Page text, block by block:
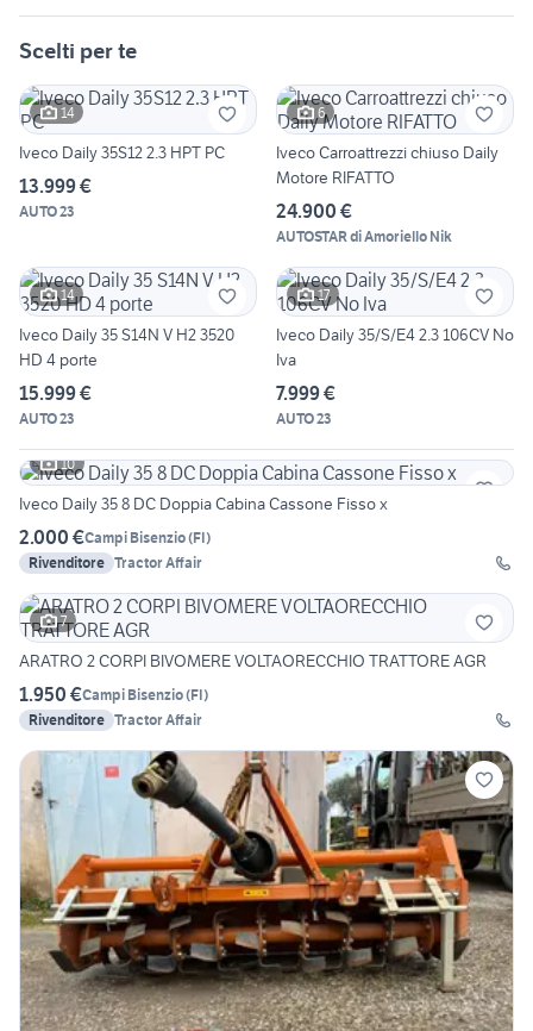
Scelti per te
14
Iveco Daily 35S12 2.3 HPT PC
13.999 €
AUTO 23
6
Iveco Carroattrezzi chiuso Daily
Motore RIFATTO
24.900 €
AUTOSTAR di Amoriello Nik
14
Iveco Daily 35 S14N V H2 3520
HD 4 porte
15.999 €
AUTO 23
17
Iveco Daily 35/S/E4 2.3 106CV No
Iva
7.999 €
AUTO 23
10
Iveco Daily 35 8 DC Doppia Cabina Cassone Fisso x
2.000 €Campi Bisenzio(FI)
Rivenditore Tractor Affair
7
ARATRO 2 CORPI BIVOMERE VOLTAORECCHIO TRATTORE AGR
1.950 €Campi Bisenzio(FI)
Rivenditore Tractor Affair